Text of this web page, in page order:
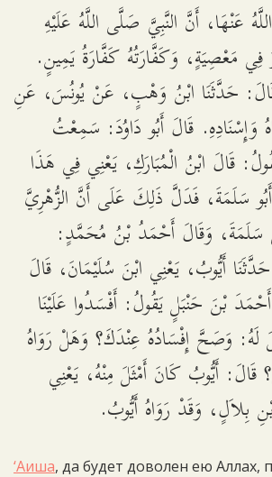
عَنْهَا، أَنَّ النَّبِيَّ صَلَّى اللَّهُ عَلَيْهِ
مَعْصِيَةٍ، وَكَفَّارَتُهُ كَفَّارَةُ يَمِينٍ.
حَدَّثَنَا ابْنُ وَهْبٍ، عَنْ يُونُسَ، عَنِ
وَإِسْنَادِهِ. قَالَ أَبُو دَاوُدَ: سَمِعْتُ
قَالَ ابْنُ الْمُبَارَكِ، يَعْنِي فِي هَذَا
سَلَمَةَ، فَدَلَّ ذَلِكَ عَلَى أَنَّ الزُّهْرِيَّ
سَلَمَةَ، وَقَالَ أَحْمَدُ بْنُ مُحَمَّدٍ:
أَيُّوبُ، يَعْنِي ابْنَ سُلَيْمَانَ، قَالَ
بْنَ حَنْبَلٍ يَقُولُ: أَفْسَدُوا عَلَيْنَا
لَهُ: وَصَحَّ إِفْسَادُهُ عِنْدَكَ؟ وَهَلْ رَوَاهُ
قَالَ: أَيُّوبُ كَانَ أَمْثَلَ مِنْهُ، يَعْنِي
بِلاَلٍ، وَقَدْ رَوَاهُ أَيُّوبُ.
‘Аиша, да будет доволен ею Аллах,